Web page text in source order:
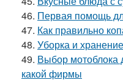
46. Первая помощь
47. Как правильно
48. Уборка и
49. Выбор мотоблока
какой фирмы